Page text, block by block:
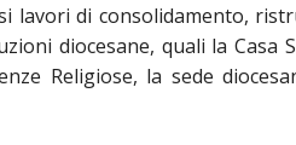
lavori di consolidamento,
diocesane, quali la Casa
Religiose, la sede